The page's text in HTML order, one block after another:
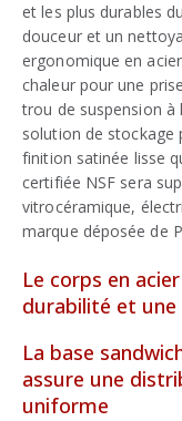
et les plus durables
douceur et un
ergonomique en
chaleur pour une
trou de suspension
solution de stockage
finition satinée lisse
certifiée NSF sera
vitrocéramique,
marque déposée de
Le corps en
durabilité et
La base
assure une
uniforme